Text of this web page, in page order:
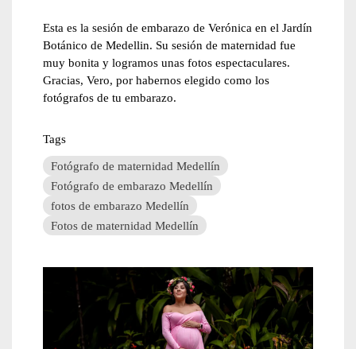
Esta es la sesión de embarazo de Verónica en el Jardín
Botánico de Medellin. Su sesión de maternidad fue
muy bonita y logramos unas fotos espectaculares.
Gracias, Vero, por habernos elegido como los
fotógrafos de tu embarazo.
Tags
Fotógrafo de maternidad Medellín
Fotógrafo de embarazo Medellín
fotos de embarazo Medellín
Fotos de maternidad Medellín